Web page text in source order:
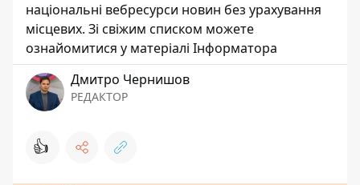
національні вебресурси новин без урахування
місцевих. Зі свіжим списком можете
ознайомитися у матеріалі Інформатора
Дмитро Чернишов
РЕДАКТОР
👍